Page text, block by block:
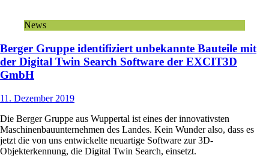
News
Berger Gruppe identifiziert unbekannte Bauteile mit
der Digital Twin Search Software der EXCIT3D
GmbH
11. Dezember 2019
Die Berger Gruppe aus Wuppertal ist eines der innovativsten
Maschinenbauunternehmen des Landes. Kein Wunder also, dass es
jetzt die von uns entwickelte neuartige Software zur 3D-
Objekterkennung, die Digital Twin Search, einsetzt.